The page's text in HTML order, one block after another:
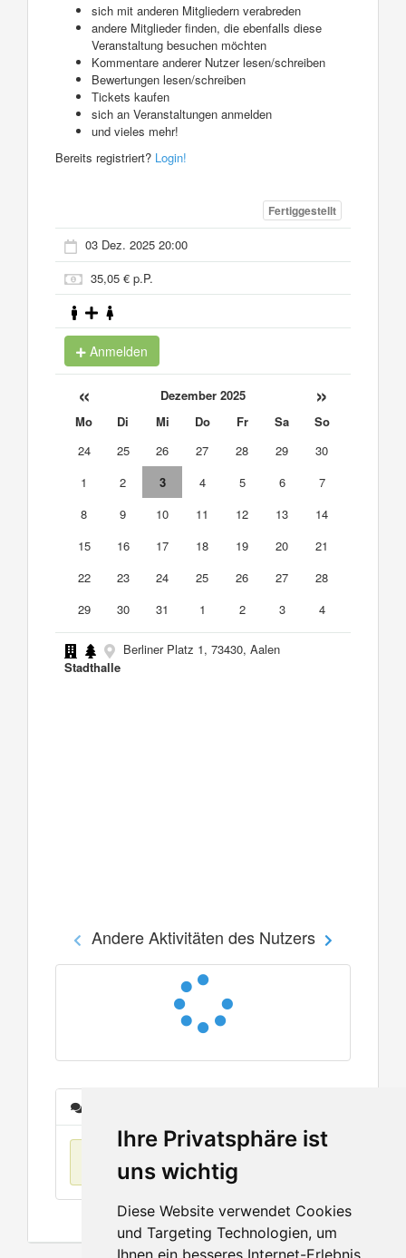
Ihre Privatsphäre ist
uns wichtig
Diese Website verwendet Cookies
und Targeting Technologien, um
Ihnen ein besseres Internet-Erlebnis
sich mit anderen Mitgliedern verabreden
andere Mitglieder finden, die ebenfalls diese
Veranstaltung besuchen möchten
Kommentare anderer Nutzer lesen/schreiben
Bewertungen lesen/schreiben
Tickets kaufen
sich an Veranstaltungen anmelden
und vieles mehr!
Bereits registriert? Login!
Fertiggestellt
03 Dez. 2025 20:00
35,05 € p.P.
Anmelden
« Dezember 2025 »
Mo Di Mi Do Fr Sa
So
24
25 26 27 28 29
30
1
2 3 4 5 6
7
8
9 10 11 12 13
14
15
16 17 18 19 20
21
22
23 24 25 26 27
28
29
30 31 1 2 3 4
Berliner Platz 1, 73430, Aalen
Stadthalle
Andere Aktivitäten des Nutzers
Keine Einträge